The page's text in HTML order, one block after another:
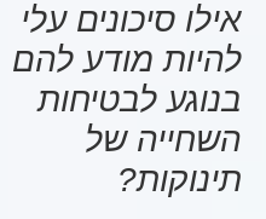
אילו סיכונים עלי
להיות מודע להם
בנוגע לבטיחות
השחייה של
תינוקות?